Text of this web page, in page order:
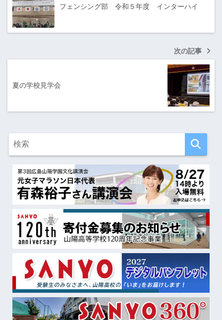
フェンシング部 令和５年度 インターハイ
次の記事
夏の学校見学会